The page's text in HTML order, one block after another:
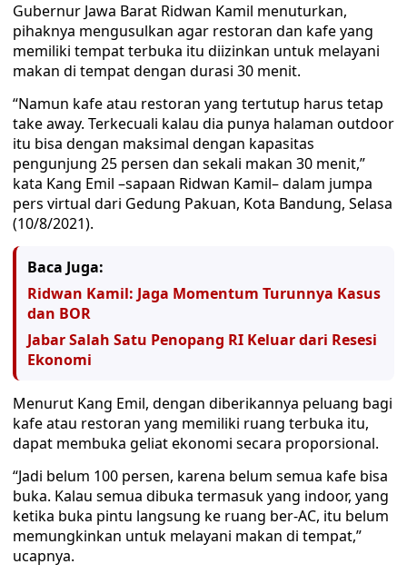
Gubernur Jawa Barat Ridwan Kamil menuturkan,
pihaknya mengusulkan agar restoran dan kafe yang
memiliki tempat terbuka itu diizinkan untuk melayani
makan di tempat dengan durasi 30 menit.
“Namun kafe atau restoran yang tertutup harus tetap
take away. Terkecuali kalau dia punya halaman outdoor
itu bisa dengan maksimal dengan kapasitas
pengunjung 25 persen dan sekali makan 30 menit,”
kata Kang Emil –sapaan Ridwan Kamil– dalam jumpa
pers virtual dari Gedung Pakuan, Kota Bandung, Selasa
(10/8/2021).
Baca Juga:
Ridwan Kamil: Jaga Momentum Turunnya Kasus
dan BOR
Jabar Salah Satu Penopang RI Keluar dari Resesi
Ekonomi
Menurut Kang Emil, dengan diberikannya peluang bagi
kafe atau restoran yang memiliki ruang terbuka itu,
dapat membuka geliat ekonomi secara proporsional.
“Jadi belum 100 persen, karena belum semua kafe bisa
buka. Kalau semua dibuka termasuk yang indoor, yang
ketika buka pintu langsung ke ruang ber-AC, itu belum
memungkinkan untuk melayani makan di tempat,”
ucapnya.